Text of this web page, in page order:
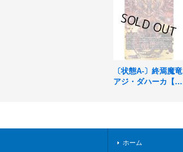
〔状態A-〕終焉魔竜
アジ・ダハーカ【B
ホーム